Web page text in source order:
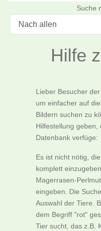
Suche
Hilfe
Lieber Besucher
um einfacher auf
Bildern suchen zu
Hilfestellung
Datenbank verfüge:
Es ist nicht nötig,
komplett
Magerrasen-
eingeben. Die
Auswahl der Tiere.
dem Begriff "rot"
Tier sucht, das z.B.